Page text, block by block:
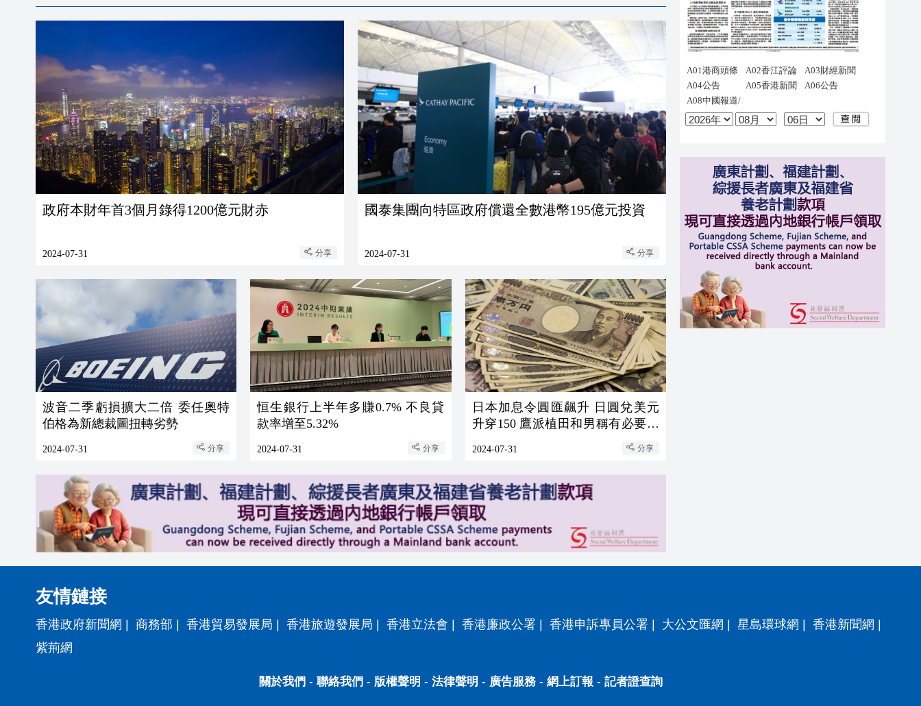
政府本財年首3個月錄得1200億元財赤
2024-07-31 分享
國泰集團向特區政府償還全數港幣195億元投資
2024-07-31 分享
波音二季虧損擴大二倍 委任奧特
伯格為新總裁圖扭轉劣勢
2024-07-31 分享
恒生銀行上半年多賺0.7% 不良貸
款率增至5.32%
2024-07-31 分享
日本加息令圓匯飆升 日圓兌美元
升穿150 鷹派植田和男稱有必要將
2024-07-31 分享
友情鏈接
香港政府新聞網 商務部 香港貿易發展局 香港旅遊發展局 香港立法會 香港廉政公署 香港申訴專員公署 大公文匯網 星島環球網 香港新聞網
紫荊網
關於我們 - 聯絡我們 - 版權聲明 - 法律聲明 - 廣告服務- 網上訂報 - 記者證查詢